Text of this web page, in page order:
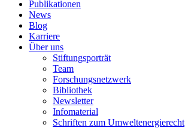
Publikationen
News
Blog
Karriere
Über uns
Stiftungsporträt
Team
Forschungsnetzwerk
Bibliothek
Newsletter
Infomaterial
Schriften zum Umweltenergierecht